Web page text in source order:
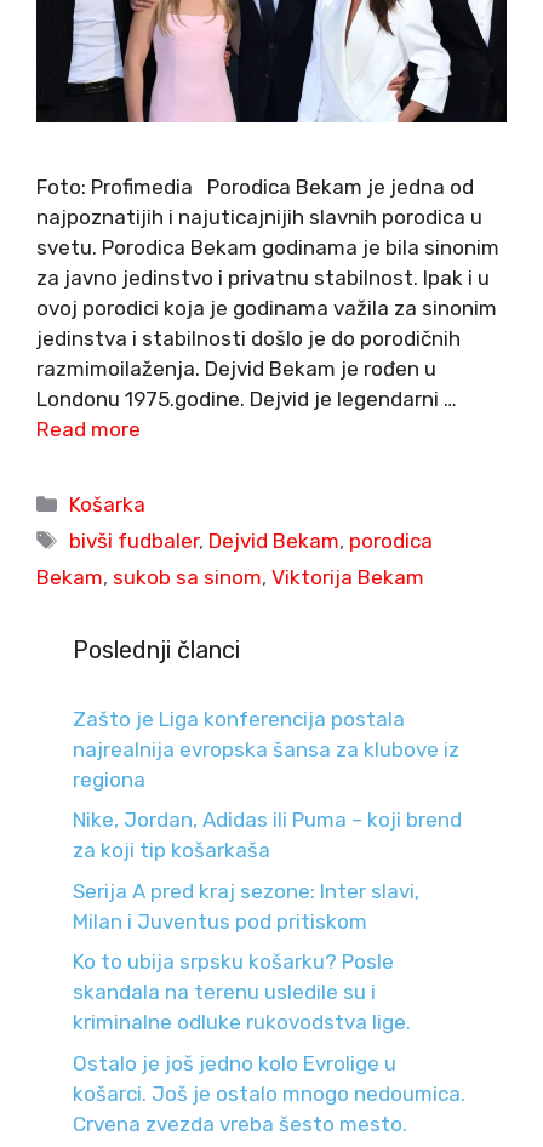
Foto: Profimedia Porodica Bekam je jedna od
najpoznatijih i najuticajnijih slavnih porodica u
svetu. Porodica Bekam godinama je bila sinonim
za javno jedinstvo i privatnu stabilnost. Ipak i u
ovoj porodici koja je godinama važila za sinonim
jedinstva i stabilnosti došlo je do porodičnih
razmimoilaženja. Dejvid Bekam je rođen u
Londonu 1975.godine. Dejvid je legendarni …
Read more
Categories
Košarka
Tags
bivši fudbaler, Dejvid Bekam, porodica
Bekam, sukob sa sinom, Viktorija Bekam
Poslednji članci
Zašto je Liga konferencija postala
najrealnija evropska šansa za klubove iz
regiona
Nike, Jordan, Adidas ili Puma – koji brend
za koji tip košarkaša
Serija A pred kraj sezone: Inter slavi,
Milan i Juventus pod pritiskom
Ko to ubija srpsku košarku? Posle
skandala na terenu usledile su i
kriminalne odluke rukovodstva lige.
Ostalo je još jedno kolo Evrolige u
košarci. Još je ostalo mnogo nedoumica.
Crvena zvezda vreba šesto mesto.